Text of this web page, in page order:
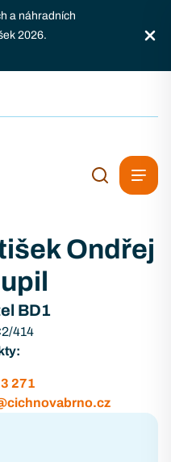
a náhradních
2026.
Ondřej
BD1
414
271